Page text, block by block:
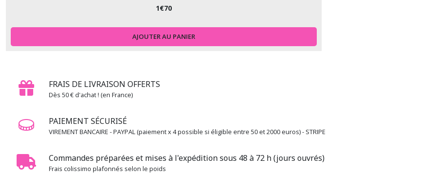
1€70
AJOUTER AU PANIER
FRAIS DE LIVRAISON OFFERTS
Dès 50 € d'achat ! (en France)
PAIEMENT SÉCURISÉ
VIREMENT BANCAIRE - PAYPAL (paiement x 4 possible si éligible entre 50 et 2000 euros) - STRIPE
Commandes préparées et mises à l'expédition sous 48 à 72 h (jours ouvrés)
Frais colissimo plafonnés selon le poids